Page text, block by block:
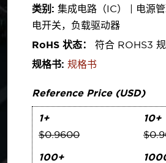
类别: 集成电路（IC） | 电源
电开关，负载驱动器
RoHS 状态：
符合 ROHS3
规格书: 规格书
Reference Price (USD)
1+
$0.9600
10+
100+